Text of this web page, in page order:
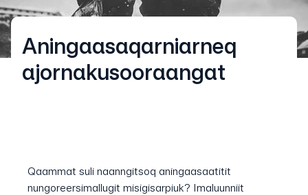
Aningaasaqarniarneq
ajornakusooraangat
Qaammat suli naanngitsoq aningaasaatitit
nungoreersimallugit misigisarpiuk? Imaluunniit